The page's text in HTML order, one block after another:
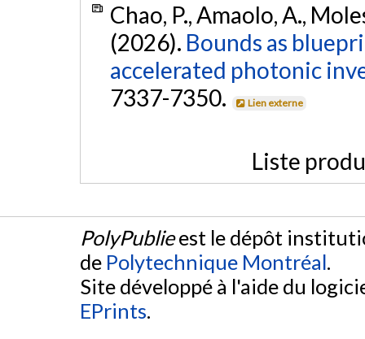
Chao, P., Amaolo, A.,
(2026). Bounds as
accelerated photonic
7337-7350.
Lien externe
Liste
PolyPublieest le dépôt
de Polytechnique Montréal.
Site développé à l'aide du
EPrints.